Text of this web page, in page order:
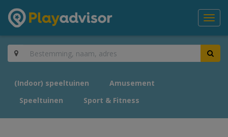
(Indoor) speeltuinen
Amusement
Speeltuinen
Sport & Fitness